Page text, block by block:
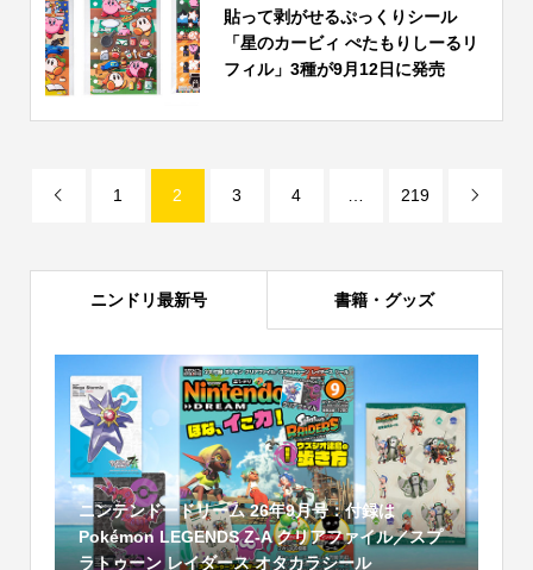
貼って剥がせるぷっくりシール
「星のカービィ ぺたもりしーるリ
フィル」3種が9月12日に発売
 1 2 3 4 219 
ニンドリ最新号 書籍・グッズ
ニンテンドードリーム 26年9月号：付録は
Pokémon LEGENDS Z-A クリアファイル／スプ
ラトゥーン レイダース オタカラシール